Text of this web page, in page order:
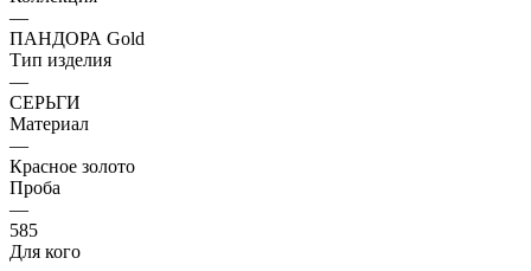
—
ПАНДОРА Gold
Тип изделия
—
СЕРЬГИ
Материал
—
Красное золото
Проба
—
585
Для кого